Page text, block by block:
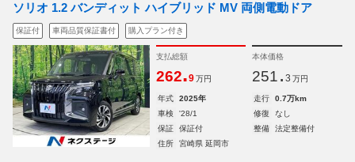
ソリオ 1.2 バンディット ハイブリッド MV 両側電動ドア
保証付 車両品質保証書付 購入プラン付き
支払総額
262.9 万円
本体価格
251. 3 万円
年式 2025年 走行
0.7万km
車検
'28/1 修復
なし
保証
保証付 整備
法定整備付
住所
宮崎県 延岡市